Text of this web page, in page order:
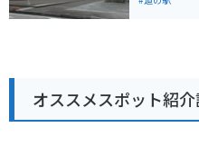
されている
や、名物の「
クで訪れる
味が楽しめる
やキャンプ場
オススメスポット紹